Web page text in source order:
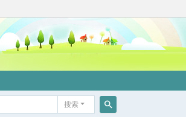
搜索